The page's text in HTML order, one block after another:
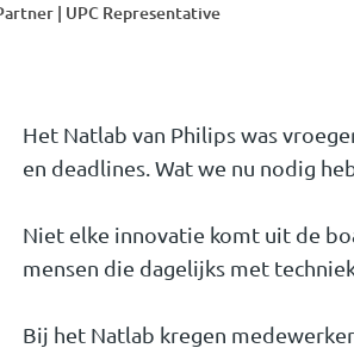
| UPC Representative
Het Natlab van Philips was
en deadlines. Wat we nu nodig
Niet elke innovatie komt uit de
mensen die dagelijks met
Bij het Natlab kregen